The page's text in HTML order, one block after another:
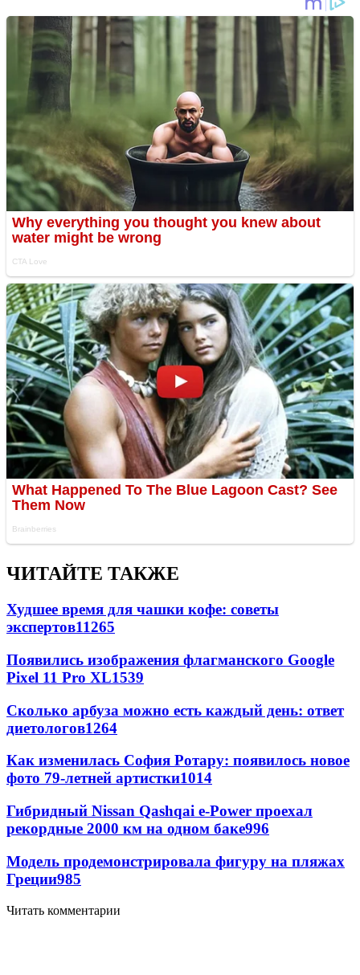
ЧИТАЙТЕ ТАКЖЕ
Худшее время для чашки кофе: советы
экспертов11265
Появились изображения флагманского Google
Pixel 11 Pro XL1539
Сколько арбуза можно есть каждый день: ответ
диетологов1264
Как изменилась София Ротару: появилось новое
фото 79-летней артистки1014
Гибридный Nissan Qashqai e-Power проехал
рекордные 2000 км на одном баке996
Модель продемонстрировала фигуру на пляжах
Греции985
Читать комментарии